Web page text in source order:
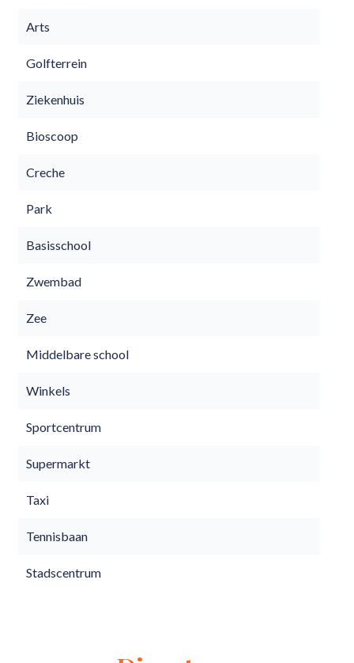
Arts
Golfterrein
Ziekenhuis
Bioscoop
Creche
Park
Basisschool
Zwembad
Zee
Middelbare school
Winkels
Sportcentrum
Supermarkt
Taxi
Tennisbaan
Stadscentrum